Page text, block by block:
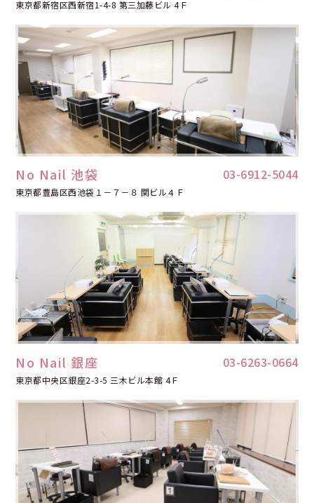
東京都新宿区西新宿1-4-8 第三加藤ビル 4Ｆ
No Nail 池袋 03-6912-5044
東京都豊島区西池袋１－７－８ 関ビル４Ｆ
No Nail 銀座 03-6263-0664
東京都中央区銀座2-3-5 三木ビル本館 4Ｆ